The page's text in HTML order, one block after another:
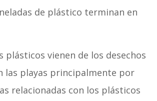
de plástico terminan en
plásticos vienen de los desechos
las playas principalmente por
relacionadas con los plásticos